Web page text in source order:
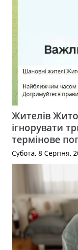
Жителів
ігнорувати
термінове
Субота, 8 Серпня,